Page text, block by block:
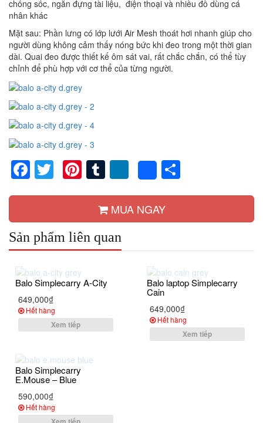
chống sốc, ngăn đựng tài liệu, điện thoại và nhiều đồ dùng cá
nhân khác
Mặt sau: Phần lưng có lớp lưới Air Mesh thoát hơi nhanh giúp cho
người dùng không cảm thấy nóng bức khi đeo trong một thời gian
dài. Quai đeo được thiết kế ôm sát vai, rất chắc chắn, có thể tùy
chỉnh để phù hợp với cơ thể của từng người.
Facebook
TwitterPinterest
TumblrLinkedIn
Share
MUA NGAY
Sản phẩm liên quan
Balo Simplecarry A-City
649,000₫
Hết hàng
Xem tiếp
Balo laptop Simplecarry
Cain
649,000₫
Hết hàng
Xem tiếp
Balo Simplecarry
E.Mouse – Blue
590,000₫
Hết hàng